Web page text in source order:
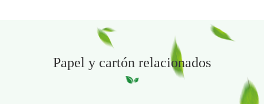
Papel y cartón relacionados